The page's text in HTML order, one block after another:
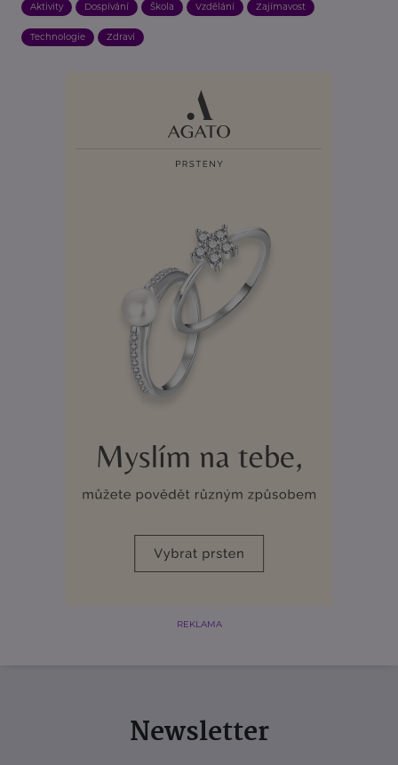
Aktivity Dospívání Škola Vzdělání Zajímavost
Technologie Zdraví
REKLAMA
Newsletter